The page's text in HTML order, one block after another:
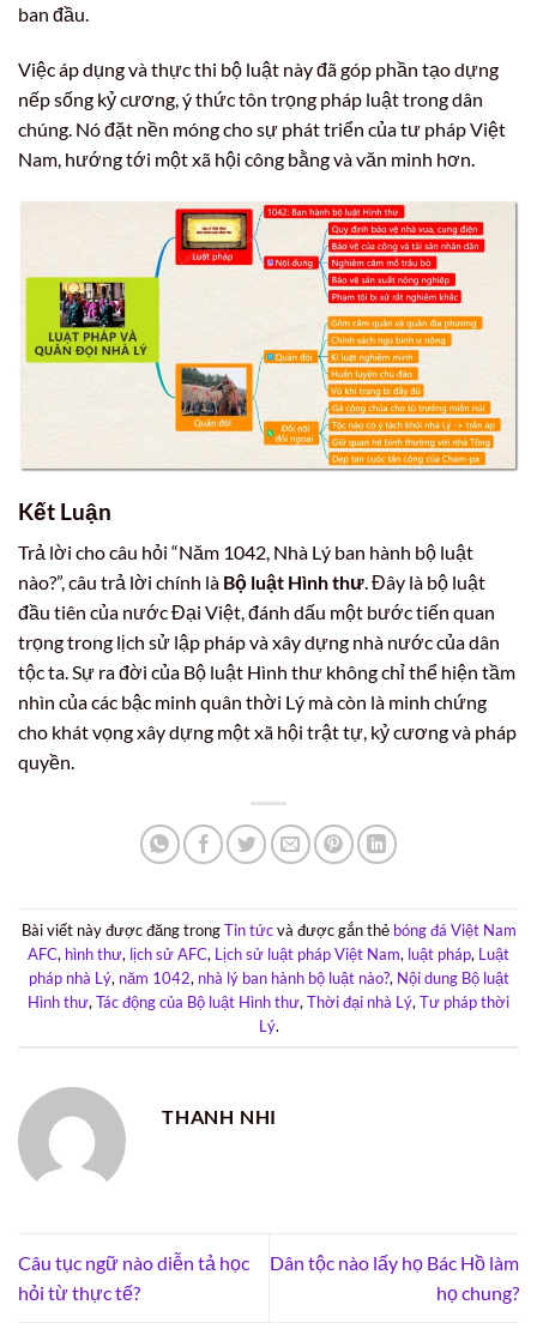
ban đầu.
Việc áp dụng và thực thi bộ luật này đã góp phần tạo dựng
nếp sống kỷ cương, ý thức tôn trọng pháp luật trong dân
chúng. Nó đặt nền móng cho sự phát triển của tư pháp Việt
Nam, hướng tới một xã hội công bằng và văn minh hơn.
Kết Luận
Trả lời cho câu hỏi “Năm 1042, Nhà Lý ban hành bộ luật
nào?”, câu trả lời chính là Bộ luật Hình thư. Đây là bộ luật
đầu tiên của nước Đại Việt, đánh dấu một bước tiến quan
trọng trong lịch sử lập pháp và xây dựng nhà nước của dân
tộc ta. Sự ra đời của Bộ luật Hình thư không chỉ thể hiện tầm
nhìn của các bậc minh quân thời Lý mà còn là minh chứng
cho khát vọng xây dựng một xã hội trật tự, kỷ cương và pháp
quyền.
Bài viết này được đăng trongTin tứcvà được gắn thẻ bóng đá Việt Nam
AFC, hình thư, lịch sử AFC, Lịch sử luật pháp Việt Nam, luật pháp, Luật
pháp nhà Lý, năm 1042, nhà lý ban hành bộ luật nào?, Nội dung Bộ luật
Hình thư, Tác động của Bộ luật Hình thư, Thời đại nhà Lý, Tư pháp thời
Lý.
THANH NHI
Câu tục ngữ nào diễn tả học
hỏi từ thực tế?
Dân tộc nào lấy họ Bác Hồ làm
họ chung?